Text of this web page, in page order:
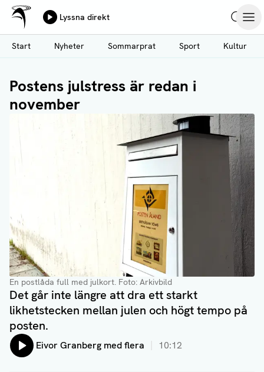
Hoppa
till
huvudinnehåll
Ålands Radio & TV
Lyssna direkt
Start
Nyheter Sommarprat Sport Kultur
Postens julstress är redan i
november
En postlåda full med julkort. Foto: Arkivbild
Det går inte längre att dra ett starkt
likhetstecken mellan julen och högt tempo på
posten.
Lyssna på:
Eivor Granberg med flera 10:12